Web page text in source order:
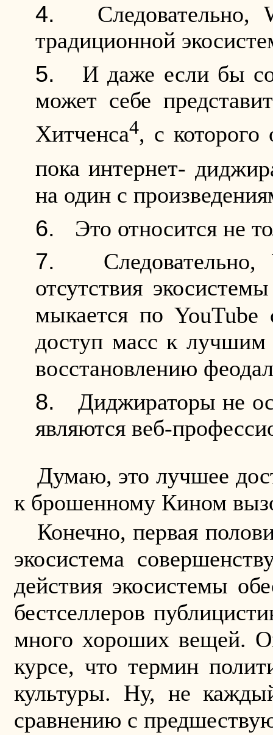
Следовательно,
традиционной
И даже если бы
может себе
Хитченса4, с
пока интернет-
на один с
Это относится не
Следовательно,
отсутствия
мыкается поYouTube
доступ масс к лучшим
восстановлению
Диджираторы не
являются веб-
Думаю, это лучшее
к брошенному Кином
Конечно, первая
экосистема
действия экосистемы
бестселлеров
много хороших вещей.
курсе, что термин
культуры. Ну, не
сравнению с